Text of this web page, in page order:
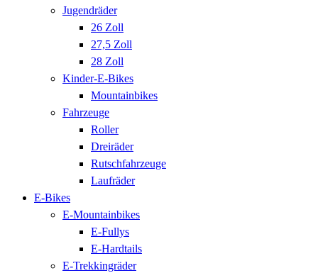
Jugendräder
26 Zoll
27,5 Zoll
28 Zoll
Kinder-E-Bikes
Mountainbikes
Fahrzeuge
Roller
Dreiräder
Rutschfahrzeuge
Laufräder
E-Bikes
E-Mountainbikes
E-Fullys
E-Hardtails
E-Trekkingräder